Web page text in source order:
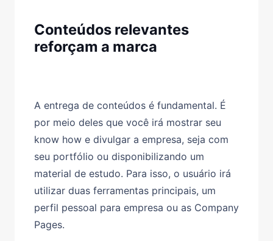
Conteúdos relevantes
reforçam a marca
A entrega de conteúdos é fundamental. É
por meio deles que você irá mostrar seu
know how e divulgar a empresa, seja com
seu portfólio ou disponibilizando um
material de estudo. Para isso, o usuário irá
utilizar duas ferramentas principais, um
perfil pessoal para empresa ou as Company
Pages.